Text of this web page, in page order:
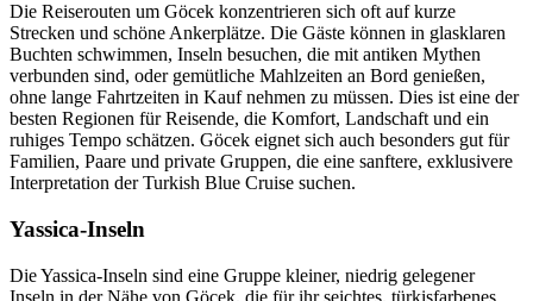
Die Reiserouten um Göcek konzentrieren sich oft auf kurze
Strecken und schöne Ankerplätze. Die Gäste können in glasklaren
Buchten schwimmen, Inseln besuchen, die mit antiken Mythen
verbunden sind, oder gemütliche Mahlzeiten an Bord genießen,
ohne lange Fahrtzeiten in Kauf nehmen zu müssen. Dies ist eine der
besten Regionen für Reisende, die Komfort, Landschaft und ein
ruhiges Tempo schätzen. Göcek eignet sich auch besonders gut für
Familien, Paare und private Gruppen, die eine sanftere, exklusivere
Interpretation der Turkish Blue Cruise suchen.
Yassica-Inseln
Die Yassica-Inseln sind eine Gruppe kleiner, niedrig gelegener
Inseln in der Nähe von Göcek, die für ihr seichtes, türkisfarbenes